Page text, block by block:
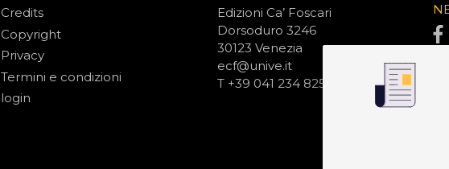
Credits
Copyright
Privacy
Termini e condizioni
login
Edizioni Ca’ Foscari
Dorsoduro 3246
30123 Venezia
ecf@unive.it
T +39 041 234 8250